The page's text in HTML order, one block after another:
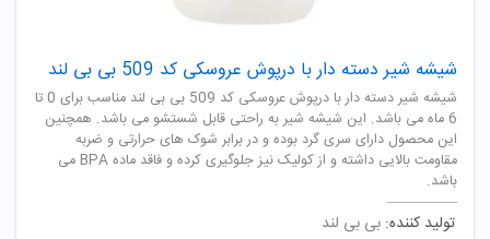
شیشه شیر دسته دار با درپوش عروسکی کد 509 بی بی لند
شیشه شیر دسته دار با درپوش عروسکی کد 509 بی بی لند مناسب برای 0 تا
6 ماه می باشد. این شیشه شیر به راحتی قابل شستشو می باشد. همچنین
این محصول دارای سری گرد بوده و در برابر شوک های حرارتی و ضربه
مقاومت بالایی داشته و از کولیک نیز جلوگیری کرده و فاقد ماده BPA می
باشد.
تولید کننده: بی بی لند